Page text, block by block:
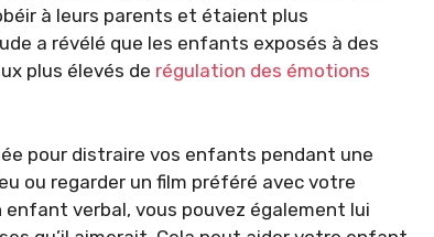
à leurs parents et étaient plus
a révélé que les enfants exposés à des
plus élevés de régulation des émotions
pour distraire vos enfants pendant une
ou regarder un film préféré avec votre
verbal, vous pouvez également lui